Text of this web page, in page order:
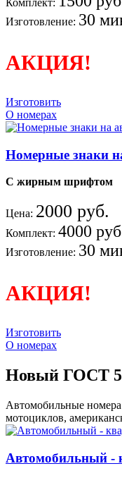
Комплект:
Изготовление: 30
АКЦИЯ!
Изготовить
О номерах
Номерные знаки
С жирным шрифтом
Цена: 2000 руб.
Комплект: 4000
Изготовление: 30
АКЦИЯ!
Изготовить
О номерах
Новый ГОСТ
Автомобильные номера
мотоциклов,
Автомобильный -